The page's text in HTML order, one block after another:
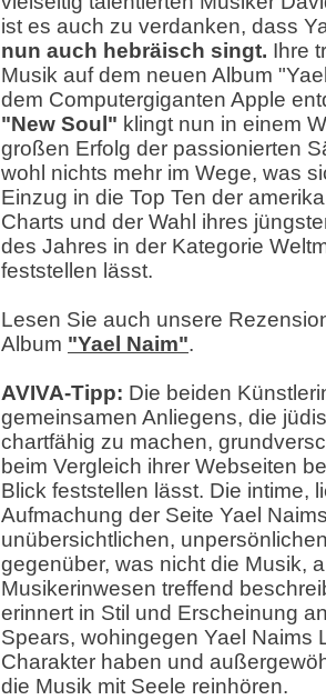
ist es auch zu verdanken, dass
nun auch hebräisch singt. Ihre
Musik auf dem neuen Album
dem Computergiganten Apple
"New Soul" klingt nun in einem
großen Erfolg der passionierten
wohl nichts mehr im Wege, was
Einzug in die Top Ten der
Charts und der Wahl ihres
des Jahres in der Kategorie
feststellen lässt.
Lesen Sie auch unsere
Album "Yael Naim".
AVIVA-Tipp: Die beiden
gemeinsamen Anliegens, die
chartfähig zu machen,
beim Vergleich ihrer Webseiten
Blick feststellen lässt. Die intime,
Aufmachung der Seite Yael
unübersichtlichen,
gegenüber, was nicht die Musik,
Musikerinwesen treffend
erinnert in Stil und Erscheinung
Spears, wohingegen Yael Naims
Charakter haben und
die Musik mit Seele reinhören.